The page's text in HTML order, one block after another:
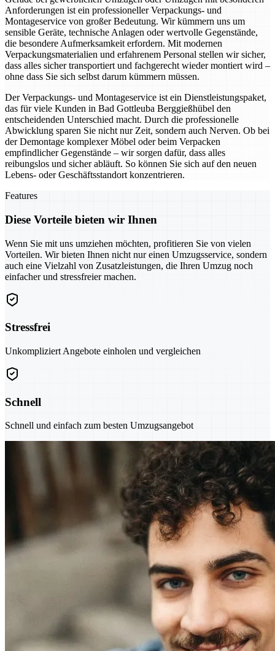
Anforderungen ist ein professioneller Verpackungs- und
Montageservice von großer Bedeutung. Wir kümmern uns um
sensible Geräte, technische Anlagen oder wertvolle Gegenstände,
die besondere Aufmerksamkeit erfordern. Mit modernen
Verpackungsmaterialien und erfahrenem Personal stellen wir sicher,
dass alles sicher transportiert und fachgerecht wieder montiert wird –
ohne dass Sie sich selbst darum kümmern müssen.
Der Verpackungs- und Montageservice ist ein Dienstleistungspaket,
das für viele Kunden in Bad Gottleuba Berggießhübel den
entscheidenden Unterschied macht. Durch die professionelle
Abwicklung sparen Sie nicht nur Zeit, sondern auch Nerven. Ob bei
der Demontage komplexer Möbel oder beim Verpacken
empfindlicher Gegenstände – wir sorgen dafür, dass alles
reibungslos und sicher abläuft. So können Sie sich auf den neuen
Lebens- oder Geschäftsstandort konzentrieren.
Features
Diese Vorteile bieten wir Ihnen
Wenn Sie mit uns umziehen möchten, profitieren Sie von vielen
Vorteilen. Wir bieten Ihnen nicht nur einen Umzugsservice, sondern
auch eine Vielzahl von Zusatzleistungen, die Ihren Umzug noch
einfacher und stressfreier machen.
Stressfrei
Unkompliziert Angebote einholen und vergleichen
Schnell
Schnell und einfach zum besten Umzugsangebot